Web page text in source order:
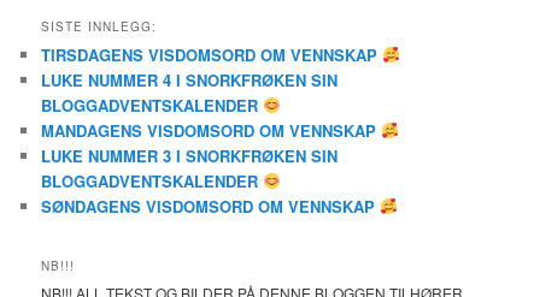
SISTE INNLEGG:
TIRSDAGENS VISDOMSORD OM VENNSKAP
LUKE NUMMER 4 I SNORKFRØKEN SIN
BLOGGADVENTSKALENDER
MANDAGENS VISDOMSORD OM VENNSKAP
LUKE NUMMER 3 I SNORKFRØKEN SIN
BLOGGADVENTSKALENDER
SØNDAGENS VISDOMSORD OM VENNSKAP
NB!!!
NB!!! ALL TEKST OG BILDER PÅ DENNE BLOGGEN TILHØRER